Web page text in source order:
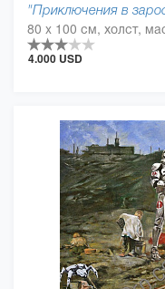
"Приключения в
80 x 100 см, холст,
4.000 USD